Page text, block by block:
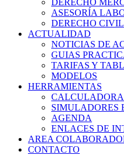
DERECHO
ASESORÍA
DERECHO CIVIL
ACTUALIDAD
NOTICIAS DE
GUIAS
TARIFAS Y
MODELOS
HERRAMIENTAS
SIMULADORES
AGENDA
ENLACES DE
AREA
CONTACTO